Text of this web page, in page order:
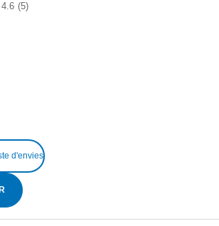
4.6 (5)
d'envies